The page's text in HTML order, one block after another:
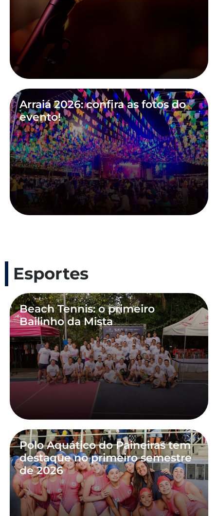
Arraiá 2026: confira as fotos do
evento!
Esportes
Beach Tennis: o primeiro
Bailinho da Mista
Polo Aquático do Paineiras tem
destaque no primeiro semestre
de 2026